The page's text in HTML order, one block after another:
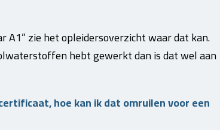
A1” zie het opleidersoverzicht waar dat kan.
hebt gewerkt dan is dat wel aan
hoe kan ik dat omruilen voor een